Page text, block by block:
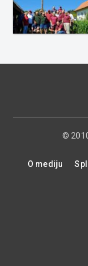
©
O mediju